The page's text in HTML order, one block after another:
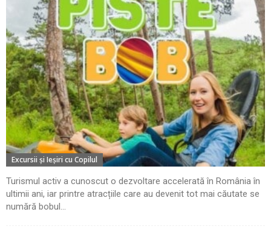
Excursii şi Ieşiri cu Copilul
Turismul activ a cunoscut o dezvoltare accelerată în România în
ultimii ani, iar printre atracțiile care au devenit tot mai căutate se
numără bobul...